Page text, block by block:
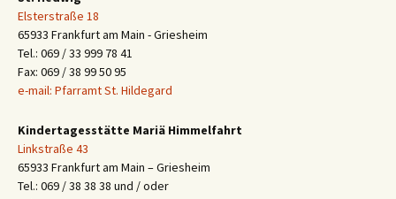
Elsterstraße 18
65933 Frankfurt am Main - Griesheim
Tel.: 069 / 33 999 78 41
Fax: 069 / 38 99 50 95
e-mail: Pfarramt St. Hildegard
Kindertagesstätte Mariä Himmelfahrt
Linkstraße 43
65933 Frankfurt am Main – Griesheim
Tel.: 069 / 38 38 38 und / oder